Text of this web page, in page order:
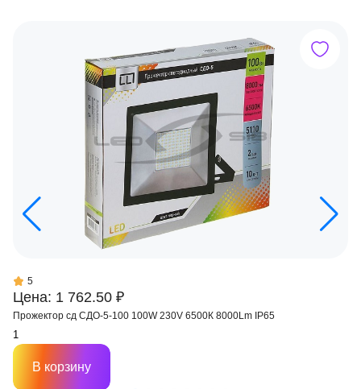
Цена: 1 762.50 ₽
5
Прожектор сд СДО-5-100 100W 230V 6500К 8000Lm IP65
В корзину